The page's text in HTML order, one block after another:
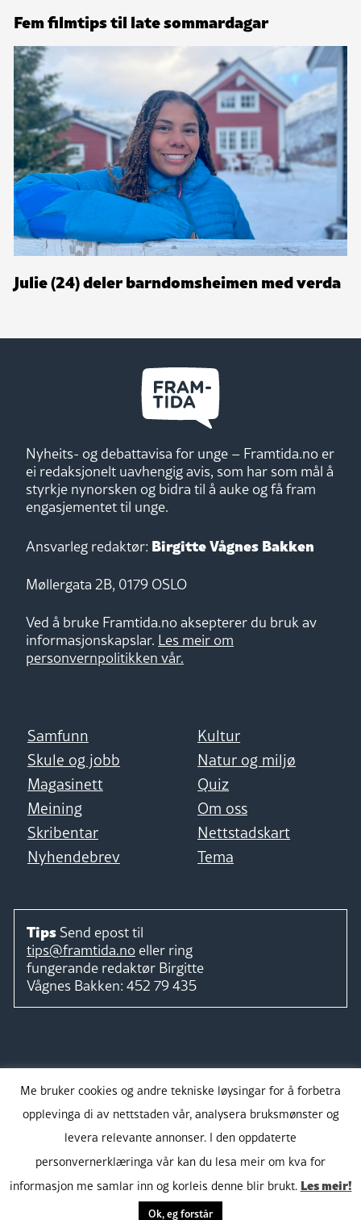
Fem filmtips til late sommardagar
Julie (24) deler barndomsheimen med verda
Nyheits- og debattavisa for unge – Framtida.no er
ei redaksjonelt uavhengig avis, som har som mål å
styrkje nynorsken og bidra til å auke og få fram
engasjementet til unge.
Ansvarleg redaktør: Birgitte Vågnes Bakken
Møllergata 2B, 0179 OSLO
Ved å bruke Framtida.no aksepterer du bruk av
informasjonskapslar. Les meir om
personvernpolitikken vår.
Samfunn
Kultur
Skule og jobb
Natur og miljø
Magasinett
Quiz
Meining
Om oss
Skribentar
Nettstadskart
Nyhendebrev
Tema
Tips Send epost til
tips@framtida.no eller ring
fungerande redaktør Birgitte
Vågnes Bakken: 452 79 435
Takk for støtta:
Me bruker cookies og andre tekniske løysingar for å forbetra
opplevinga di av nettstaden vår, analysera bruksmønster og
levera relevante annonser. I den oppdaterte
personvernerklæringa vår kan du lesa meir om kva for
informasjon me samlar inn og korleis denne blir brukt. Les meir!
Ok, eg forstår